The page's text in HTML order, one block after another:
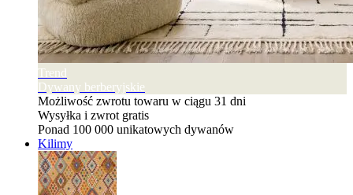
Trend
Dywany berberyjskie
Możliwość zwrotu towaru w ciągu 31 dni
Wysyłka i zwrot gratis
Ponad 100 000 unikatowych dywanów
Kilimy